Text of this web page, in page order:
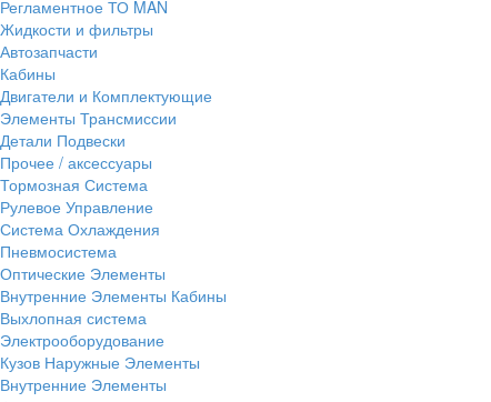
Регламентное ТО MAN
Жидкости и фильтры
Автозапчасти
Кабины
Двигатели и Комплектующие
Элементы Трансмиссии
Детали Подвески
Прочее / аксессуары
Тормозная Система
Рулевое Управление
Система Охлаждения
Пневмосистема
Оптические Элементы
Внутренние Элементы Кабины
Выхлопная система
Электрооборудование
Кузов Наружные Элементы
Внутренние Элементы